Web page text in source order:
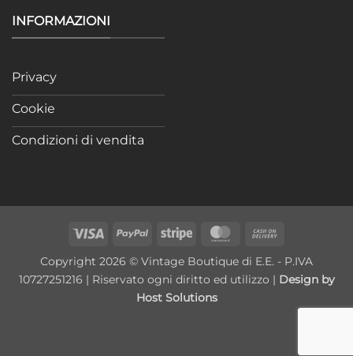
INFORMAZIONI
Privacy
Cookie
Condizioni di vendita
Visa PayPal Stripe MasterCard
Delivery
Copyright 2026 © Vintage Boutique di E.E. - P.IVA
10727251216 | Riservato ogni diritto ed utilizzo | Design by
Host Solutions